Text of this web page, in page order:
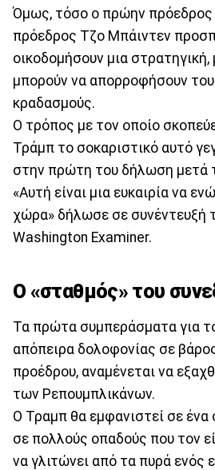
Όμως, τόσο ο πρώην πρόεδρος
πρόεδρος Τζο Μπάιντεν
οικοδομήσουν μια
μπορούν να απορροφήσουν
κραδασμούς.
Ο τρόπος με τον οποίο
Τράμπ το σοκαριστικό αυτό
στην πρώτη του δήλωση μετά
«Αυτή είναι μια ευκαιρία να
χώρα» δήλωσε σε συνέντευξή
Washington Examiner.
Ο «σταθμός» του
Τα πρώτα συμπεράσματα για
απόπειρα δολοφονίας σε
προέδρου, αναμένεται να
των Ρεπουμπλικάνων.
Ο Τραμπ θα εμφανιστεί σε ένα
σε πολλούς οπαδούς που τον
να γλιτώνει από τα πυρά ενός